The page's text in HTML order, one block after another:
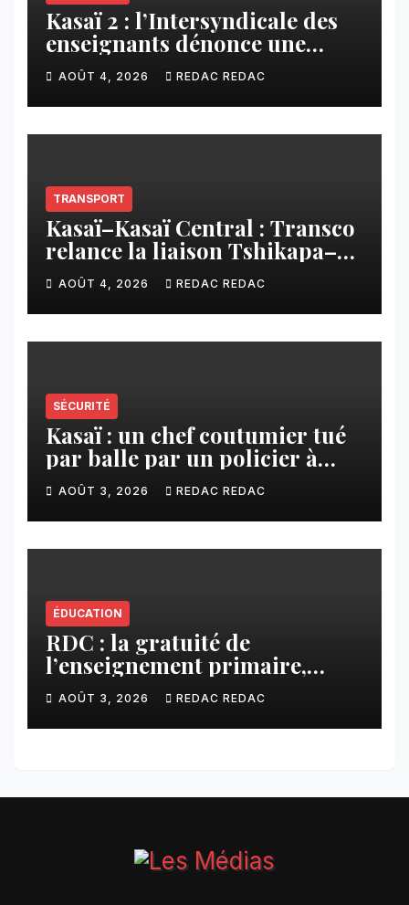
Kasaï 2 : l’Intersyndicale des
enseignants dénonce une
contribution financière
imposée aux écoles de la
CNCA
AOÛT 4, 2026 REDAC REDAC
TRANSPORT
Kasaï–Kasaï Central : Transco
relance la liaison Tshikapa–
Tshiamu pour faciliter les
échanges
AOÛT 4, 2026 REDAC REDAC
SÉCURITÉ
Kasaï : un chef coutumier tué
par balle par un policier à
Kamuesha, la tension monte
AOÛT 3, 2026 REDAC REDAC
ÉDUCATION
RDC : la gratuité de
l’enseignement primaire,
vision phare du Président
Félix Tshisekedi réaffirmée
par une circulaire du
AOÛT 3, 2026 REDAC REDAC